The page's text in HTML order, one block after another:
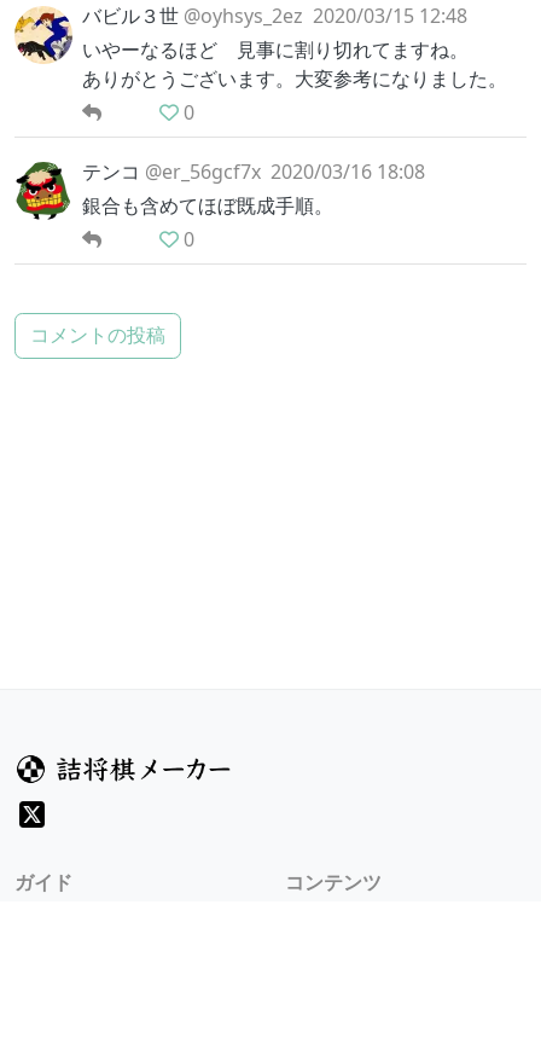
バビル３世 @oyhsys_2ez 2020/03/15 12:48
いやーなるほど 見事に割り切れてますね。
ありがとうございます。大変参考になりました。
0
テンコ @er_56gcf7x 2020/03/16 18:08
銀合も含めてほぼ既成手順。
0
コメントの投稿
ガイド
コンテンツ